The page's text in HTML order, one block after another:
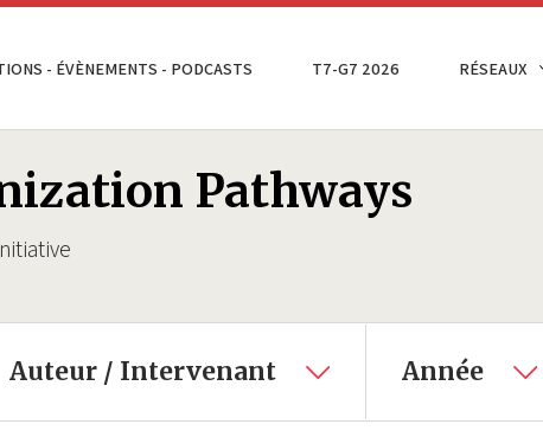
- ÉVÈNEMENTS - PODCASTS T7-G7 2026 RÉSEAUX
Pathways
Auteur / Intervenant Année